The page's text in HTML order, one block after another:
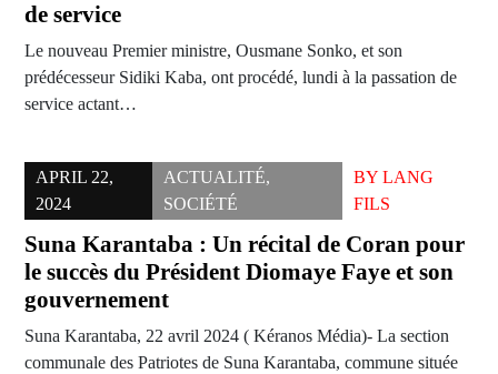
de service
Le nouveau Premier ministre, Ousmane Sonko, et son
prédécesseur Sidiki Kaba, ont procédé, lundi à la passation de
service actant…
APRIL 22,
2024
ACTUALITÉ,
SOCIÉTÉ
BY LANG
FILS
Suna Karantaba : Un récital de Coran pour
le succès du Président Diomaye Faye et son
gouvernement
Suna Karantaba, 22 avril 2024 ( Kéranos Média)- La section
communale des Patriotes de Suna Karantaba, commune située